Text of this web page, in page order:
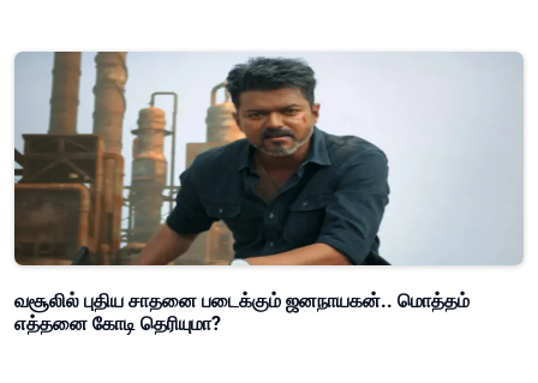
வசூலில் புதிய சாதனை படைக்கும் ஜனநாயகன்.. மொத்தம்
எத்தனை கோடி தெரியுமா?